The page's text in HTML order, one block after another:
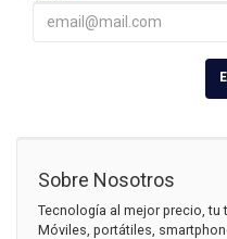
Sobre Nosotros
Tecnología al mejor precio,
Móviles, portátiles,